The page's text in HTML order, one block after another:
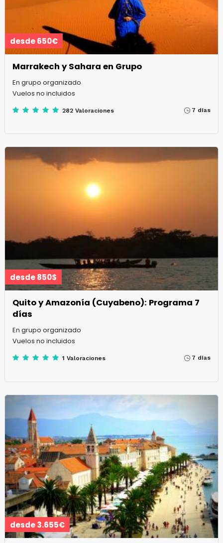
desde 650€
Marrakech y Sahara en Grupo
En grupo organizado
Vuelos no incluidos
282 Valoraciones 7 días
desde 850$
Quito y Amazonía (Cuyabeno): Programa 7
días
En grupo organizado
Vuelos no incluidos
1 Valoraciones 7 días
desde 3.655€